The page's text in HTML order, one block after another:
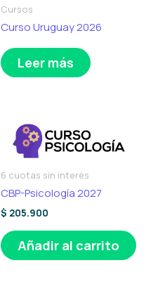
Cursos
Curso Uruguay 2026
Leer más
6 cuotas sin interés
CBP-Psicología 2027
$ 205.900
Añadir al carrito